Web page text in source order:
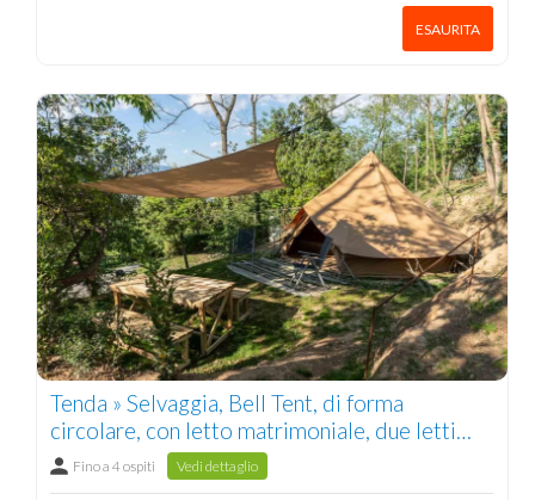
ESAURITA
Tenda » Selvaggia, Bell Tent, di forma
circolare, con letto matrimoniale, due letti
singoli, tavolo da esterno rustico, quattro
sedie e una amaca 1/4 pers.
Fino a 4 ospiti Vedi dettaglio